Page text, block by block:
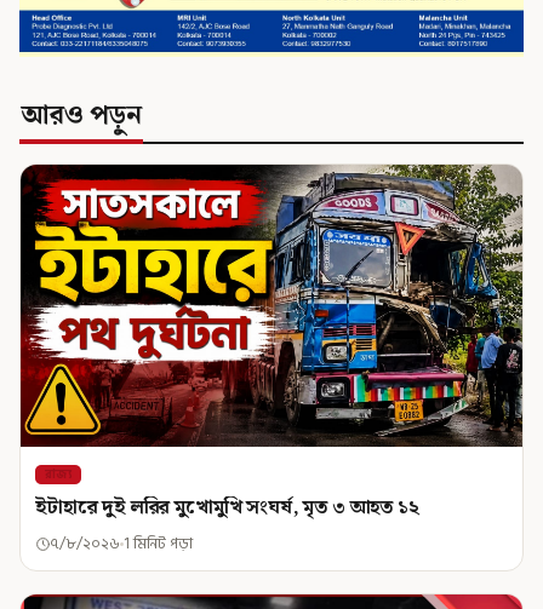
আরও পড়ুন
রাজ্য
ইটাহারে দুই লরির মুখোমুখি সংঘর্ষ, মৃত ৩ আহত ১২
৭/৮/২০২৬ 1 মিনিট পড়া